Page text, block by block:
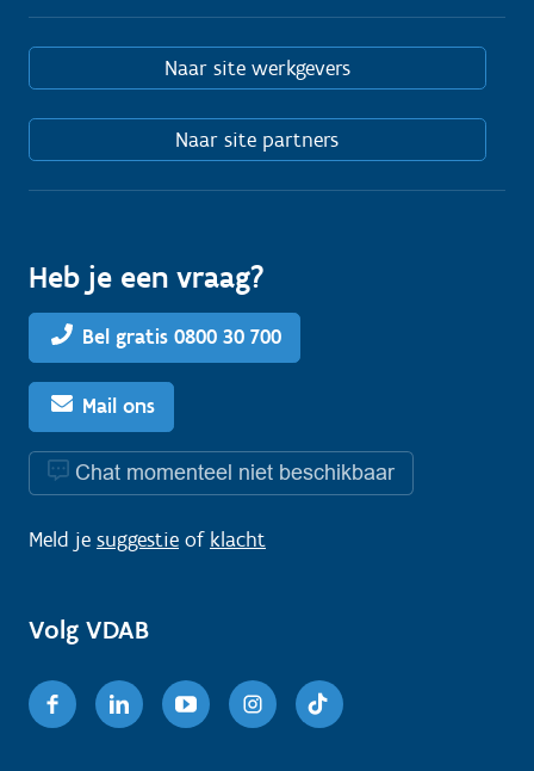
Naar site werkgevers
Naar site partners
Heb je een vraag?
Bel gratis 0800 30 700
Mail ons
Chat momenteel niet beschikbaar
Meld je suggestie of klacht
Volg VDAB
FacebookLinkedinYoutubeInstagram